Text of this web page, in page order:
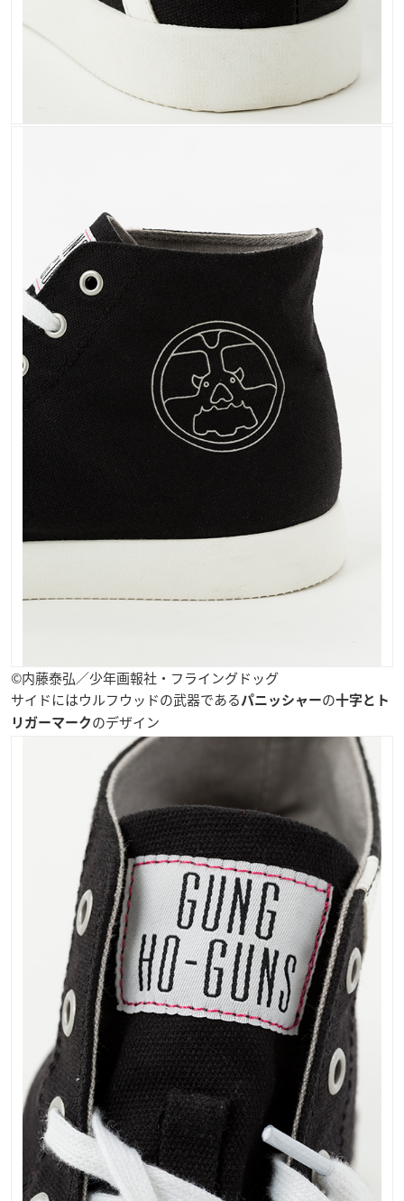
©内藤泰弘／少年画報社・フライングドッグ
サイドにはウルフウッドの武器である パニッシャーの十字とト
リガーマーク のデザイン